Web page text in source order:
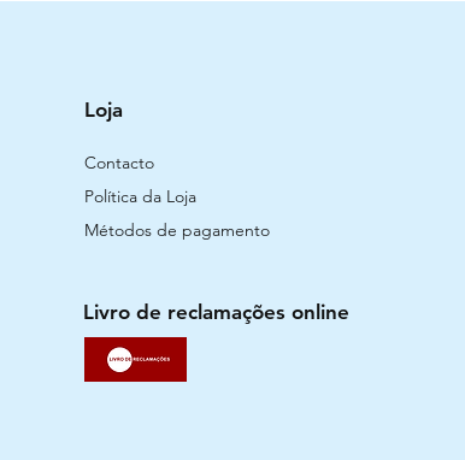
Loja
Contacto
Política da Loja
Métodos de pagamento
Livro de reclamações online